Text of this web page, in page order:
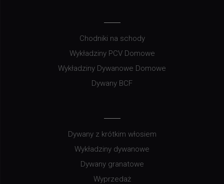
Chodniki na schody
Wykładziny PCV Domowe
Wykładziny Dywanowe Domowe
Dywany BCF
Dywany z krótkim włosiem
Wykładziny dywanowe
Dywany granatowe
Wyprzedaż